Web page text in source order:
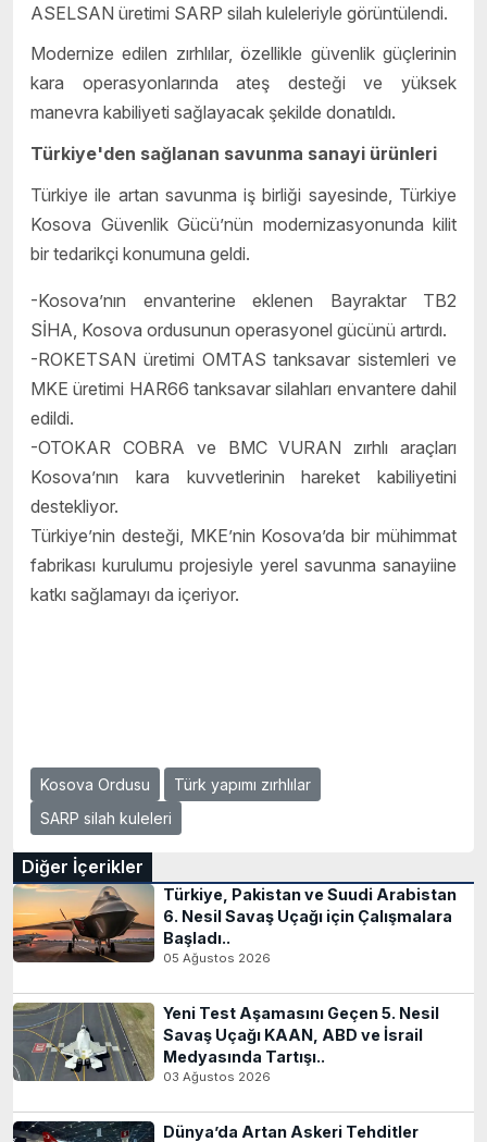
ASELSAN üretimi SARP silah kuleleriyle görüntülendi.
Modernize edilen zırhlılar, özellikle güvenlik güçlerinin
kara operasyonlarında ateş desteği ve yüksek
manevra kabiliyeti sağlayacak şekilde donatıldı.
Türkiye'den sağlanan savunma sanayi ürünleri
Türkiye ile artan savunma iş birliği sayesinde, Türkiye
Kosova Güvenlik Gücü’nün modernizasyonunda kilit
bir tedarikçi konumuna geldi.
-Kosova’nın envanterine eklenen Bayraktar TB2
SİHA, Kosova ordusunun operasyonel gücünü artırdı.
-ROKETSAN üretimi OMTAS tanksavar sistemleri ve
MKE üretimi HAR66 tanksavar silahları envantere dahil
edildi.
-OTOKAR COBRA ve BMC VURAN zırhlı araçları
Kosova’nın kara kuvvetlerinin hareket kabiliyetini
destekliyor.
Türkiye’nin desteği, MKE’nin Kosova’da bir mühimmat
fabrikası kurulumu projesiyle yerel savunma sanayiine
katkı sağlamayı da içeriyor.
Kosova Ordusu
Türk yapımı zırhlılar
SARP silah kuleleri
Diğer İçerikler
Türkiye, Pakistan ve Suudi Arabistan
6. Nesil Savaş Uçağı için Çalışmalara
Başladı..
05 Ağustos 2026
Yeni Test Aşamasını Geçen 5. Nesil
Savaş Uçağı KAAN, ABD ve İsrail
Medyasında Tartışı..
03 Ağustos 2026
Dünya’da Artan Askeri Tehditler